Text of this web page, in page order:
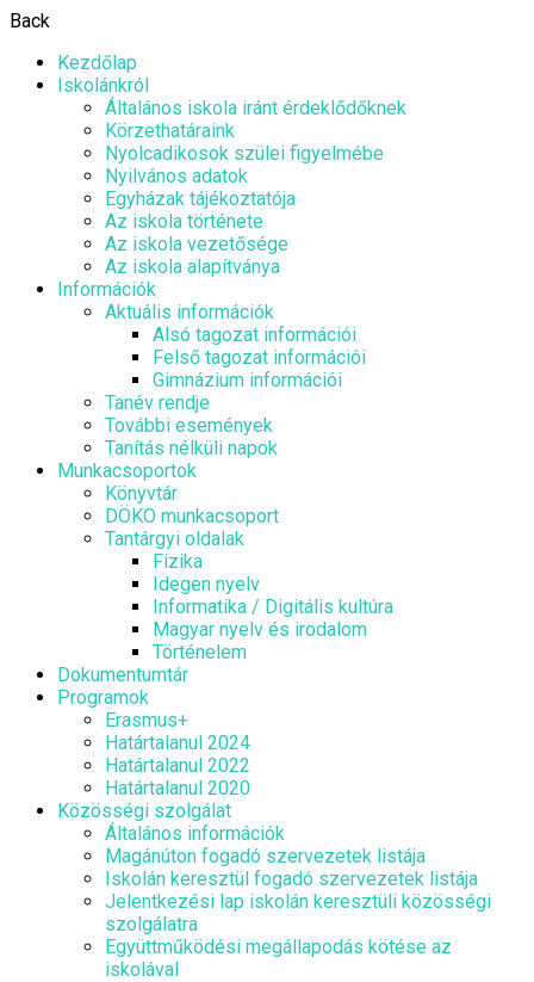
Back
Kezdőlap
Iskolánkról
Általános iskola iránt érdeklődőknek
Körzethatáraink
Nyolcadikosok szülei figyelmébe
Nyilvános adatok
Egyházak tájékoztatója
Az iskola története
Az iskola vezetősége
Az iskola alapítványa
Információk
Aktuális információk
Alsó tagozat információi
Felső tagozat információi
Gimnázium információi
Tanév rendje
További események
Tanítás nélküli napok
Munkacsoportok
Könyvtár
DÖKO munkacsoport
Tantárgyi oldalak
Fizika
Idegen nyelv
Informatika / Digitális kultúra
Magyar nyelv és irodalom
Történelem
Dokumentumtár
Programok
Erasmus+
Határtalanul 2024
Határtalanul 2022
Határtalanul 2020
Közösségi szolgálat
Általános információk
Magánúton fogadó szervezetek listája
Iskolán keresztül fogadó szervezetek listája
Jelentkezési lap iskolán keresztüli közösségi
szolgálatra
Együttműködési megállapodás kötése az
iskolával